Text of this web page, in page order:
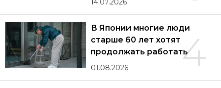
14.07.2026
4
В Японии многие люди
старше 60 лет хотят
продолжать работать
01.08.2026